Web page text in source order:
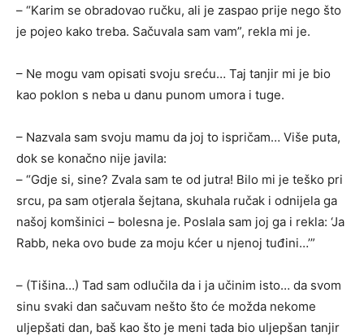
– “Karim se obradovao ručku, ali je zaspao prije nego što
je pojeo kako treba. Sačuvala sam vam”, rekla mi je.
– Ne mogu vam opisati svoju sreću… Taj tanjir mi je bio
kao poklon s neba u danu punom umora i tuge.
– Nazvala sam svoju mamu da joj to ispričam… Više puta,
dok se konačno nije javila:
– “Gdje si, sine? Zvala sam te od jutra! Bilo mi je teško pri
srcu, pa sam otjerala šejtana, skuhala ručak i odnijela ga
našoj komšinici – bolesna je. Poslala sam joj ga i rekla: ‘Ja
Rabb, neka ovo bude za moju kćer u njenoj tuđini…’”
– (Tišina…) Tad sam odlučila da i ja učinim isto… da svom
sinu svaki dan sačuvam nešto što će možda nekome
uljepšati dan, baš kao što je meni tada bio uljepšan tanjir